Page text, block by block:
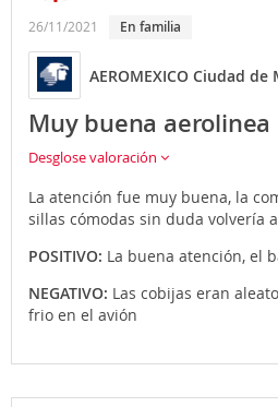
26/11/2021 en familia
AEROMEXICO Ciudad
Muy buena aerolinea
Desglose valoración
La atención fue muy buena, la
sillas cómodas sin duda volvería
POSITIVO: La buena atención, el
NEGATIVO: Las cobijas eran
frio en el avión